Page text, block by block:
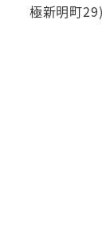
極新明町29)